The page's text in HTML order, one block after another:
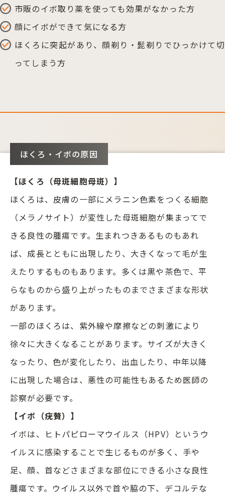
市販のイボ取り薬を使っても効果がなかった方
顔にイボができて気になる方
ほくろに突起があり、顔剃り・髭剃りでひっかけて切
ってしまう方
ほくろ・イボの原因
【ほくろ（母斑細胞母斑）】
ほくろは、皮膚の一部にメラニン色素をつくる細胞
（メラノサイト）が変性した母斑細胞が集まってで
きる良性の腫瘍です。生まれつきあるものもあれ
ば、成長とともに出現したり、大きくなって毛が生
えたりするものもあります。多くは黒や茶色で、平
らなものから盛り上がったものまでさまざまな形状
があります。
一部のほくろは、紫外線や摩擦などの刺激により
徐々に大きくなることがあります。サイズが大きく
なったり、色が変化したり、出血したり、中年以降
に出現した場合は、悪性の可能性もあるため医師の
診察が必要です。
【イボ（疣贅）】
イボは、ヒトパピローマウイルス（HPV）というウ
イルスに感染することで生じるものが多く、手や
足、顔、首などさまざまな部位にできる小さな良性
腫瘍です。ウイルス以外で首や脇の下、デコルテな